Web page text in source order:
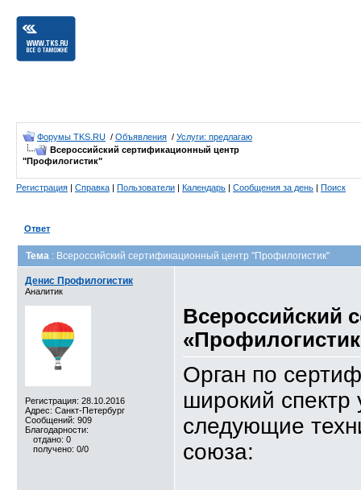
Форумы TKS.RU / Объявления / Услуги: предлагаю
Всероссийский сертификационный центр
"Профилогистик"
Регистрация | Справка | Пользователи | Календарь | Сообщения за день | Поиск
Ответ
Тема : Всероссийский сертификационный центр "Профилогистик"
Денис Профилогистик
Аналитик
Регистрация: 28.10.2016
Адрес: Санкт-Петербург
Сообщений: 909
Благодарности:
отдано: 0
получено: 0/0
Всероссийский
Орган по
широкий спектр
следующие
союза: